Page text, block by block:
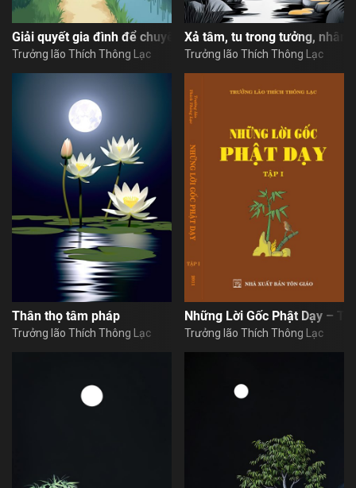
Giải quyết gia đình để chuyển biến nhân quả tu tập
Trưởng lão Thích Thông Lạc
Xả tâm, tu trong tưởng, nhân
Trưởng lão Thích Thông Lạc
Thân thọ tâm pháp
Trưởng lão Thích Thông Lạc
Những Lời Gốc Phật Dạy –
Trưởng lão Thích Thông Lạc